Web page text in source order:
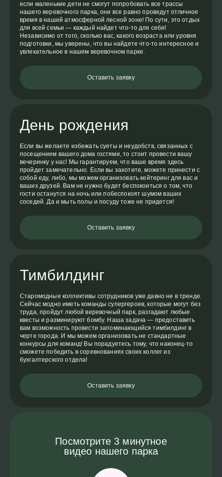
если маленькие дети не смогут попробовать все трассы
нашего веревочного парка, они все равно проведут отличное
время в нашей атмосферной лесной зоне! По сути, это отдых
для всей семьи — каждый найдет что-то для себя!
Независимо от того, сколько вас, какого возраста или уровня
подготовки, мы уверены, что вы найдете что-то интересное и
увлекательное в нашем веревочном парке.
Оставить заявку
День рождения
Если вы желаете избежать суеты и неудобств, связанных с
посещением вашего дома гостями, то стоит провести вашу
вечеринку у нас! Мы гарантируем, что ваше время здесь
пройдет замечательно. Если вы захотите, можете принести с
собой еду, либо, мы можем организовать кейтеринг для вас и
ваших друзей. Вам не нужно будет беспокоиться о том, что
гости останутся на ночь или побеспокоят шумом ваших
соседей. Да и мыть полы и посуду тоже не придется!
Оставить заявку
Тимбилдинг
Старомодные коллективы сотрудников уже давно не в тренде.
Сейчас модно иметь команды супергероев, которые могут без
труда, пройдут любой веревочный парк, разгадают любые
квесты и разминируют бомбу. Наша задача — предоставить
вам возможность провести запоминающийся тимбилдинг в
черте города. И мы можем организовать не стандартные
конкурсы для команд! Вы порадуетесь тому, что наконец-то
сможете победить в соревнованиях своих коллег из
бухгалтерского отдела!
Оставить заявку
Посмотрите 3 минутное
видео нашего парка